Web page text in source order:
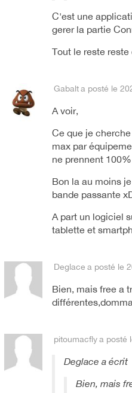
C'est une
gerer la partie
Tout le reste
Gabalt a posté le
A voir,
Ce que je
max par
ne prennent
Bon la au moins
bande passante
A part un logiciel
tablette et
Deglace a posté le
Bien, mais free a
pitoumacfly a posté
Deglace a écrit
Bien, mais